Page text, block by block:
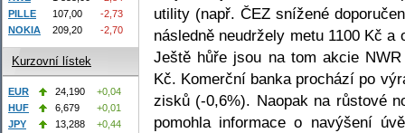
utility (např. ČEZ snížené
následně neudržely metu 1100 Kč
Ještě hůře jsou na tom akcie
Kč. Komerční banka prochází po
zisků (-0,6%). Naopak na růstové
pomohla informace o navýšení
PILLE
107,00
-2,73
NOKIA
209,20 -2,70
Kurzovní lístek
EUR 24,190
+0,04
HUF
6,679
+0,01
JPY
13,288
+0,44